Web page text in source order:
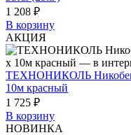
1 208 ₽
В корзину
АКЦИЯ
ТЕХНОНИКОЛЬ Никобенд
10м красный
1 725 ₽
В корзину
НОВИНКА